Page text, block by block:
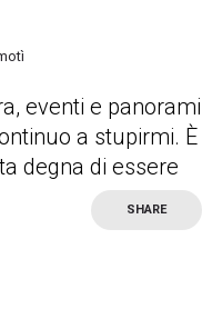
eventi e panorami
a stupirmi. È
degna di essere
SHARE